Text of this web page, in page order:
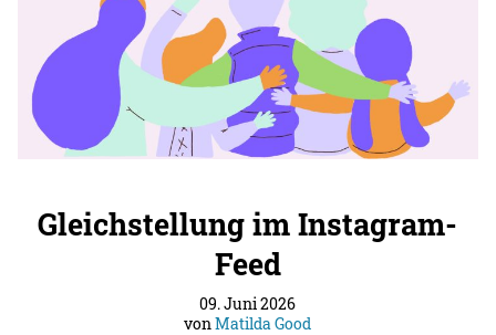
Gleichstellung im Instagram-
Feed
09. Juni 2026
vonMatilda Good